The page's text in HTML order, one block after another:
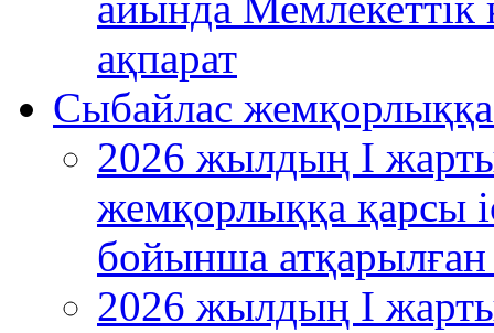
ақпарат
Сыбайлас
2026 жылдың I
жемқорлыққа қарсы
бойынша
2026 жылдың І